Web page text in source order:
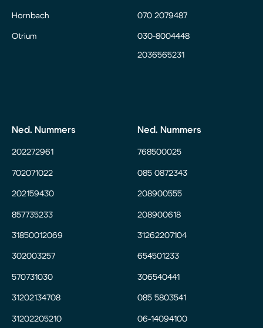
Hornbach
Otrium
070 2079487
030-8004448
2036565231
Ned. Nummers
202272961
702071022
202159430
857735233
31850012069
302003257
570731030
31202134708
31202205210
Ned. Nummers
768500025
085 0872343
208900555
208900618
31262207104
654501233
306540441
085 5803541
06-14094100